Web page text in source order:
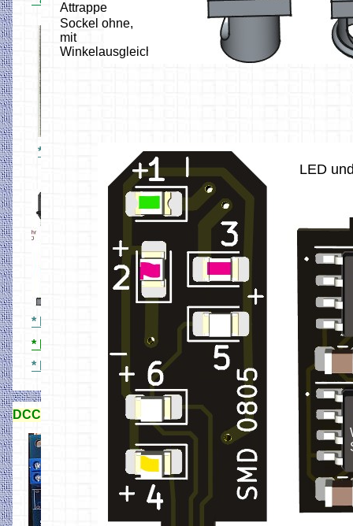
DCC Signaldecoderdecoder
' Lichtschranke
* C Gleis IR Reflexmelder
* HO Signale 3D Druck
* HO Ampeln 3D Druck
* N Signale 3D Druck
Attrappe
Sockel ohne,
mit
Winkelausgleich
LED